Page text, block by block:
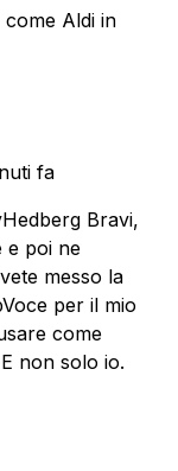
Aldi in
fa
Bravi,
e poi ne
messo la
per il mio
come
non solo io.